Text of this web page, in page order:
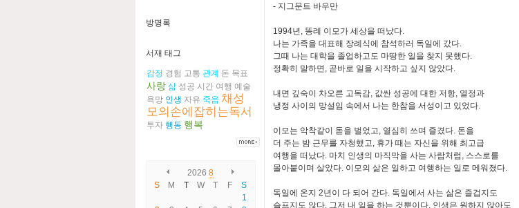
방명록
서재 태그
감정 경험 고통 관계 돈 목표
사랑 삶 성공 시간 여행 예술
욕망 인생 자유 죽음 채성
모의손에잡히는독서
투자 행동 행복
2026 8
S
M T W T F
S
1
- 지그문트 바우만
1994년, 똥례 이모가 세상을 떠났다.
나는 가족을 대표해 장례식에 참석하러 독일에 갔다.
그때 나는 대학을 졸업하고도 마땅한 일을 찾지 못했다.
정확히 말하면, 곧바로 일을 시작하고 싶지 않았다.
내면 깊숙이 차오른 고독감, 값싼 성공에 대한 저항, 열정과
냉정 사이의 망설임 속에서 나는 한참을 서성이고 있었다.
이모는 악착같이 돋을 벌었고, 열심히 쓰며 즐겼다. 돈을
더 주는 밤 근무를 자청했고, 휴가 때는 자신을 위해 최고급
여행을 떠났다. 마치 인생의 마직막을 사는 사람처럼, 스스로를
몰아붙이며 살았다. 이모의 삶은 일하고 여행하는 일로 메워졌다.
독일에 온지 2년이 다 되어 간다. 독일에서 사는 삶은 즐겁지도
슬프지도 않다. 그저 내 일을 하는 것뿐이다. 인생은 원하지 않아도